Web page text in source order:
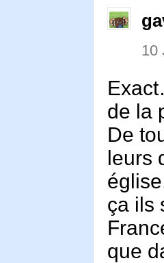
10
de la
De
leurs
ça ils
que